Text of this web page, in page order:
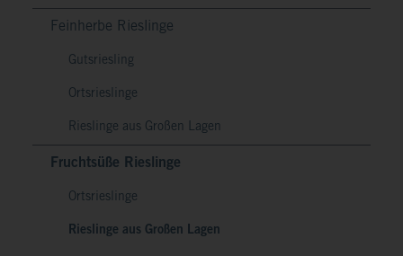
Feinherbe Rieslinge
Gutsriesling
Ortsrieslinge
Rieslinge aus Großen Lagen
Fruchtsüße Rieslinge
Ortsrieslinge
Rieslinge aus Großen Lagen